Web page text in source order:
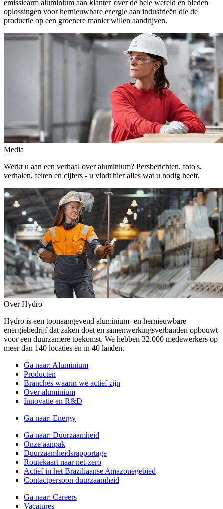
emissiearm aluminium aan klanten over de hele wereld en bieden
oplossingen voor hernieuwbare energie aan industrieën die de
productie op een groenere manier willen aandrijven.
Media
Werkt u aan een verhaal over aluminium? Persberichten, foto's,
verhalen, feiten en cijfers - u vindt hier alles wat u nodig heeft.
Over Hydro
Hydro is een toonaangevend aluminium- en hernieuwbare
energiebedrijf dat zaken doet en samenwerkingsverbanden opbouwt
voor een duurzamere toekomst. We hebben 32.000 medewerkers op
meer dan 140 locaties en in 40 landen.
Ga naar: Aluminium
Producten
Branches waarin we actief zijn
Over aluminium
Innovatie en R&D
Ga naar: Energy
Ga naar: Duurzaamheid
Onze aanpak
Duurzaamheidsrapportage
Routekaart naar net-zero
Actief in het Braziliaanse Amazonegebied
Contactpersoon duurzaamheid
Ga naar: Careers
Vacatures